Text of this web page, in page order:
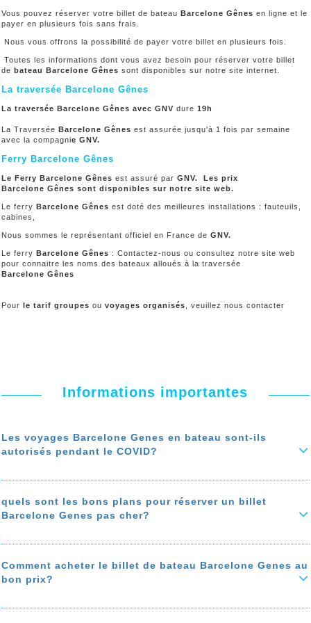
Vous pouvez réserver votre billet de bateau Barcelone Gênes en ligne et le
payer en plusieurs fois sans frais.
Nous vous offrons la possibilité de payer votre billet en plusieurs fois.
Toutes les informations dont vous avez besoin pour réserver votre billet
de bateau Barcelone Gênes sont disponibles sur notre site internet.
La traversée Barcelone Gênes
La traversée Barcelone Gênes avec GNV dure 19h
La Traversée Barcelone Gênes est assurée jusqu'à 1 fois par semaine
avec la compagnie GNV.
Ferry Barcelone Gênes
Le Ferry Barcelone Gênes est assuré par GNV. Les prix
Barcelone Gênes sont disponibles sur notre site web.
Le ferry Barcelone Gênes est doté des meilleures installations : fauteuils,
cabines,
Nous sommes le représentant officiel en France de GNV.
Le ferry Barcelone Gênes : Contactez-nous ou consultez notre site web
pour connaitre les noms des bateaux alloués à la traversée
Barcelone Gênes
Pour le tarif groupes ou voyages organisés , veuillez nous contacter
Informations importantes
Les voyages Barcelone Genes en bateau sont-ils
autorisés pendant le COVID?
Durant la troisième vague du covid, les voyages Barcelone Genes en
En savoir plus sur 'Les voyages Barcelone Genes en bateau sont-ils
autorisés pendant le COVID?'
quels sont les bons plans pour réserver un billet
Barcelone Genes pas cher?
Pour réserver un billet de bateau Barcelone Genes vraiement pas
de votre ticket de bateau: bon moment pour achetercomparer les
voyages avec des programmes de fidélité, et une assistance
Comment acheter le billet de bateau Barcelone Genes au
bon prix?
Ce guide vous explique comment trouver le billet de bateu Barcelone